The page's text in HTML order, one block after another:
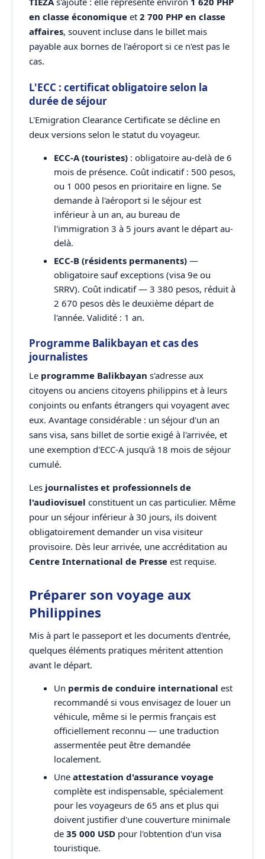
en classe économique et 2 700 PHP en classe
affaires, souvent incluse dans le billet mais
payable aux bornes de l'aéroport si ce n'est pas le
cas.
L'ECC : certificat obligatoire selon la
durée de séjour
L'Emigration Clearance Certificate se décline en
deux versions selon le statut du voyageur.
ECC-A (touristes) : obligatoire au-delà de 6
mois de présence. Coût indicatif : 500 pesos,
ou 1 000 pesos en prioritaire en ligne. Se
demande à l'aéroport si le séjour est
inférieur à un an, au bureau de
l'immigration 3 à 5 jours avant le départ au-
delà.
ECC-B (résidents permanents) —
obligatoire sauf exceptions (visa 9e ou
SRRV). Coût indicatif — 3 380 pesos, réduit à
2 670 pesos dès le deuxième départ de
l'année. Validité : 1 an.
Programme Balikbayan et cas des
journalistes
Le programme Balikbayan s'adresse aux
citoyens ou anciens citoyens philippins et à leurs
conjoints ou enfants étrangers qui voyagent avec
eux. Avantage considérable : un séjour d'un an
sans visa, sans billet de sortie exigé à l'arrivée, et
une exemption d'ECC-A jusqu'à 18 mois de séjour
cumulé.
Les journalistes et professionnels de
l'audiovisuel constituent un cas particulier. Même
pour un séjour inférieur à 30 jours, ils doivent
obligatoirement demander un visa visiteur
provisoire. Dès leur arrivée, une accréditation au
Centre International de Presse est requise.
Préparer son voyage aux
Philippines
Mis à part le passeport et les documents d'entrée,
quelques éléments pratiques méritent attention
avant le départ.
Un permis de conduire international est
recommandé si vous envisagez de louer un
véhicule, même si le permis français est
officiellement reconnu — une traduction
assermentée peut être demandée
localement.
Une attestation d'assurance voyage
complète est indispensable, spécialement
pour les voyageurs de 65 ans et plus qui
doivent justifier d'une couverture minimale
de 35 000 USD pour l'obtention d'un visa
touristique.